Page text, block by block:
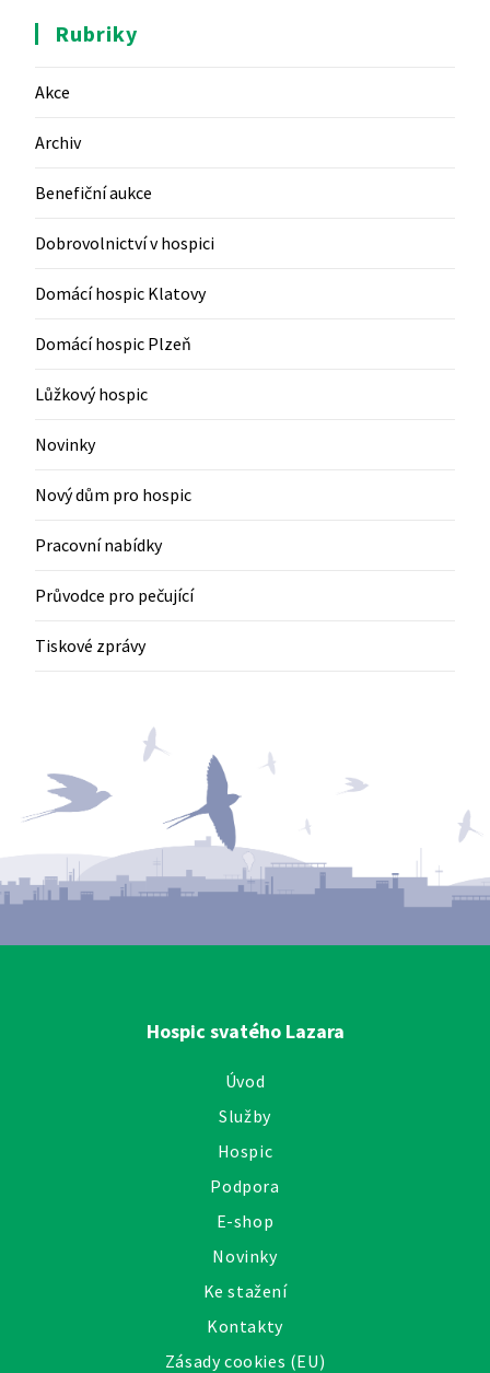
Rubriky
Akce
Archiv
Benefiční aukce
Dobrovolnictví v hospici
Domácí hospic Klatovy
Domácí hospic Plzeň
Lůžkový hospic
Novinky
Nový dům pro hospic
Pracovní nabídky
Průvodce pro pečující
Tiskové zprávy
Hospic svatého Lazara
Úvod
Služby
Hospic
Podpora
E-shop
Novinky
Ke stažení
Kontakty
Zásady cookies (EU)